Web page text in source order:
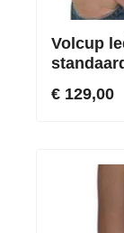
Volcup
€ 129,00